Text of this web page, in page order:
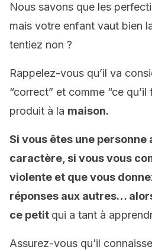
Nous savons que les
mais votre enfant vaut bien
tentiez non ?
Rappelez-vous qu’il va
“correct” et comme “ce
produit à la maison.
Si vous êtes une personne
caractère, si vous vous
violente et que vous
réponses aux autres…
ce petit qui a tant à
Assurez-vous qu’il